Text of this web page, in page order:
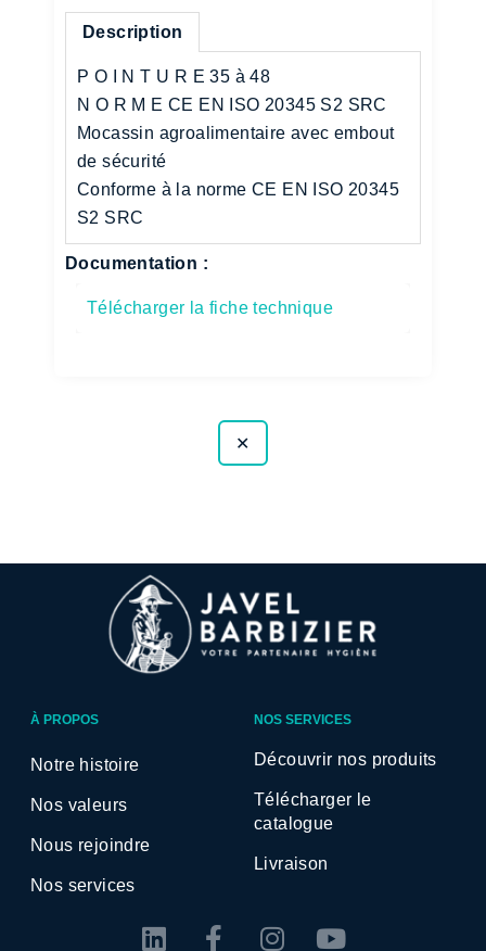
Description
P O I N T U R E 35 à 48
N O R M E CE EN ISO 20345 S2 SRC
Mocassin agroalimentaire avec embout
de sécurité
Conforme à la norme CE EN ISO 20345
S2 SRC
Documentation :
Télécharger la fiche technique
✕
À PROPOS
Notre histoire
Nos valeurs
Nous rejoindre
Nos services
NOS SERVICES
Découvrir nos produits
Télécharger le
catalogue
Livraison